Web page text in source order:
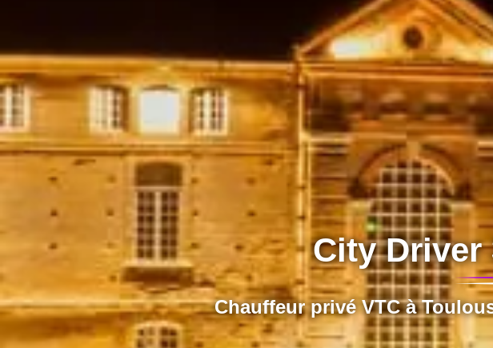
City Driver
Chauffeur privé VTC à